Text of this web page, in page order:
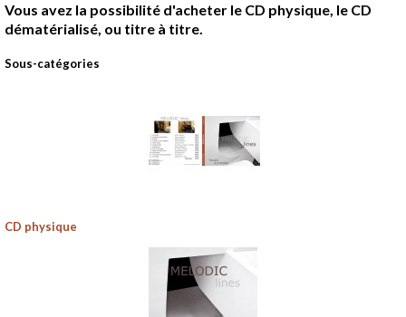
Vous avez la possibilité d'acheter le CD physique, le CD
dématérialisé, ou titre à titre.
Sous-catégories
CD physique